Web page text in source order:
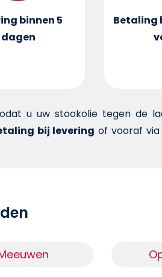
binnen 5
dagen
Betaling
u uw stookolie tegen de
bij levering of vooraf